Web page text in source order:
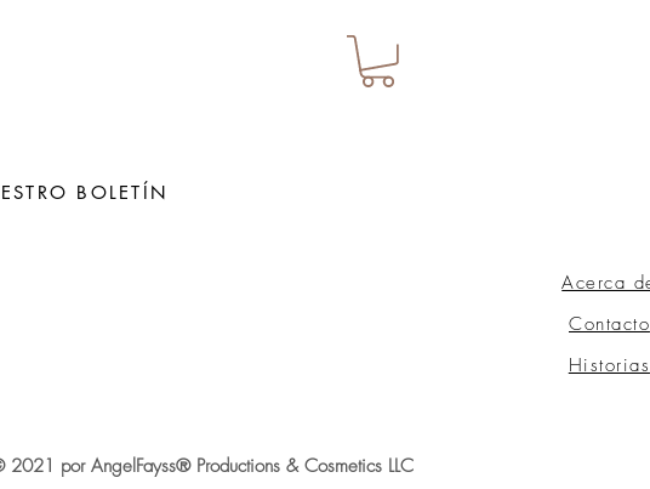
BOLETÍN
Acerca
Contacto
Historias
2021 por AngelFayss® Productions & Cosmetics LLC